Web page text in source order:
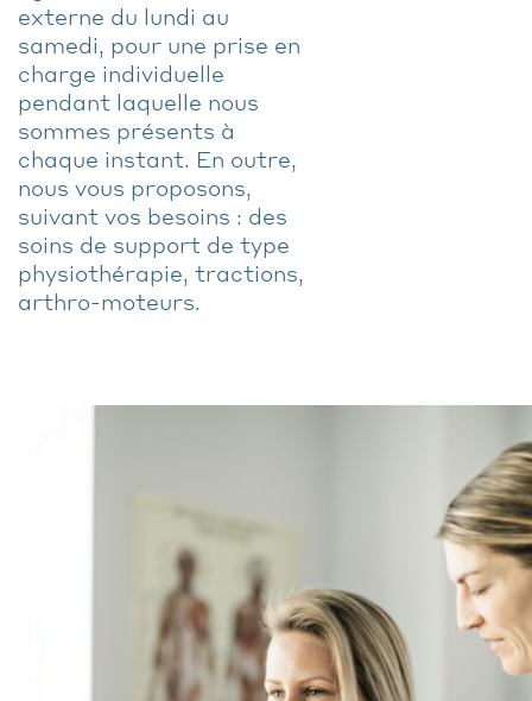
externe du lundi au
samedi, pour une prise en
charge individuelle
pendant laquelle nous
sommes présents à
chaque instant. En outre,
nous vous proposons,
suivant vos besoins : des
soins de support de type
physiothérapie, tractions,
arthro-moteurs.